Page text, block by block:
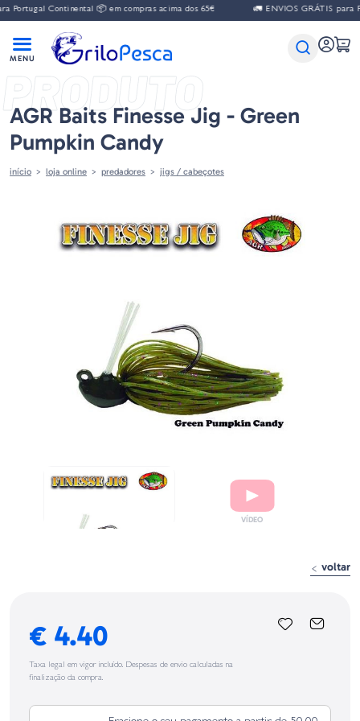
Continental 📦 em compras acima dos 65€ 🚛 ENVIOS GRÁTIS para
PRODUTO
AGR Baits Finesse Jig - Green
Pumpkin Candy
início loja online predadores jigs / cabeçotes
voltar
€ 4.40
Taxa legal em vigor incluído. Despesas de envio calculadas na
finalização da compra.